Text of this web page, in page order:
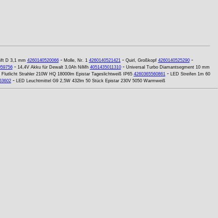
D 3,1 mm 4260140520066- Molle, Nr. 1 4260140521421- Quirl, Großkopf 4260140525290-
- 14,4V Akku für Dewalt 3,0Ah NiMh 4051435011310- Universal Turbo Diamantsegment 10 mm
Flutlicht Strahler 210W HQ 18000lm Epistar Tageslichtweiß IP65 4260365560861- LED Streifen 1m 60
- LED Leuchtmittel G9 2,5W 432lm 50 Stück Epistar 230V 5050 Warmweiß